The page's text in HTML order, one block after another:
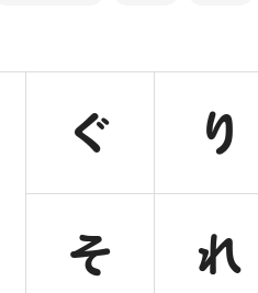
ぐ り
そ れ